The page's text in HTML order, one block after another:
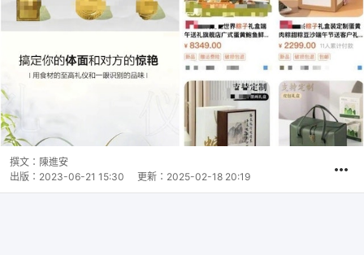
撰文： 陳進安
出版： 2023-06-21 15:30 更新： 2025-02-18 20:19